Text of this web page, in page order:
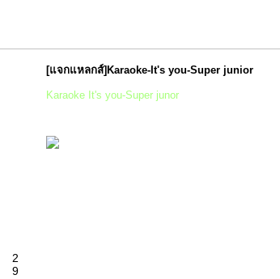
2
9
[แจกแหลกส์]Karaoke-It's you-Super junior
Karaoke It's you-Super junor